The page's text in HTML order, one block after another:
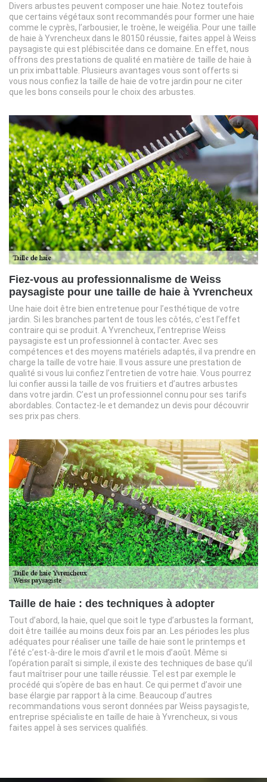
Divers arbustes peuvent composer une haie. Notez toutefois
que certains végétaux sont recommandés pour former une haie
comme le cyprès, l’arbousier, le troène, le weigélia. Pour une taille
de haie à Yvrencheux dans le 80150 réussie, faites appel à Weiss
paysagiste qui est plébiscitée dans ce domaine. En effet, nous
offrons des prestations de qualité en matière de taille de haie à
un prix imbattable. Plusieurs avantages vous sont offerts si
vous nous confiez la taille de haie de votre jardin pour ne citer
que les bons conseils pour le choix des arbustes.
Fiez-vous au professionnalisme de Weiss
paysagiste pour une taille de haie à Yvrencheux
Une haie doit être bien entretenue pour l’esthétique de votre
jardin. Si les branches partent de tous les côtés, c’est l’effet
contraire qui se produit. A Yvrencheux, l’entreprise Weiss
paysagiste est un professionnel à contacter. Avec ses
compétences et des moyens matériels adaptés, il va prendre en
charge la taille de votre haie. Il vous assure une prestation de
qualité si vous lui confiez l’entretien de votre haie. Vous pourrez
lui confier aussi la taille de vos fruitiers et d’autres arbustes
dans votre jardin. C’est un professionnel connu pour ses tarifs
abordables. Contactez-le et demandez un devis pour découvrir
ses prix pas chers.
Taille de haie : des techniques à adopter
Tout d’abord, la haie, quel que soit le type d’arbustes la formant,
doit être taillée au moins deux fois par an. Les périodes les plus
adéquates pour réaliser une taille de haie sont le printemps et
l’été c’est-à-dire le mois d’avril et le mois d’août. Même si
l’opération paraît si simple, il existe des techniques de base qu’il
faut maîtriser pour une taille réussie. Tel est par exemple le
procédé qui s’opère de bas en haut. Ce qui permet d’avoir une
base élargie par rapport à la cime. Beaucoup d’autres
recommandations vous seront données par Weiss paysagiste,
entreprise spécialiste en taille de haie à Yvrencheux, si vous
faites appel à ses services qualifiés.